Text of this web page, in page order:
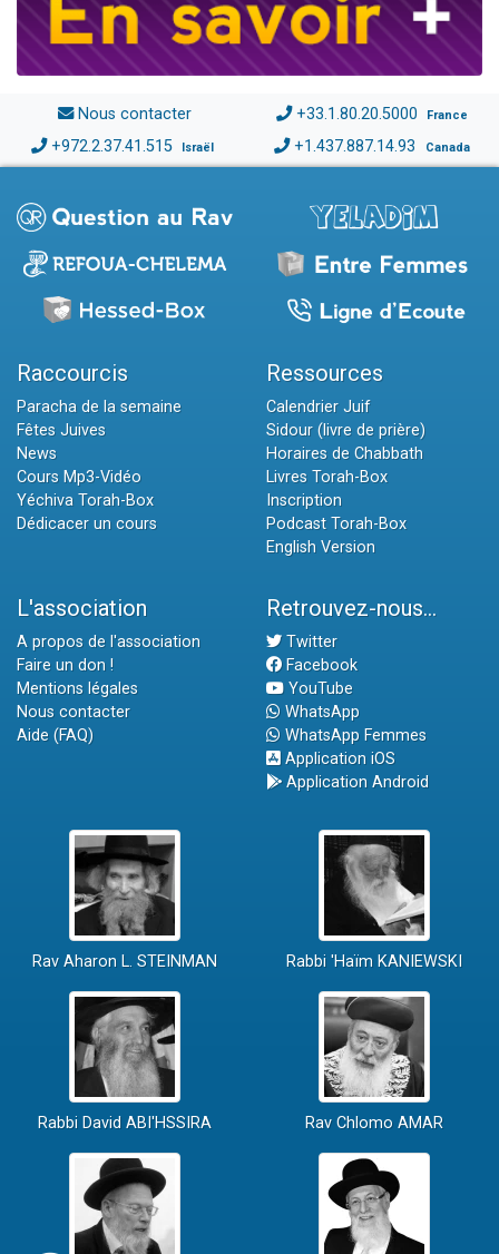
Nous contacter +33.1.80.20.5000 France
+972.2.37.41.515 Israël +1.437.887.14.93 Canada
Raccourcis
Paracha de la semaine
Fêtes Juives
News
Cours Mp3-Vidéo
Yéchiva Torah-Box
Dédicacer un cours
Ressources
Calendrier Juif
Sidour (livre de prière)
Horaires de Chabbath
Livres Torah-Box
Inscription
Podcast Torah-Box
English Version
L'association
A propos de l'association
Faire un don !
Mentions légales
Nous contacter
Aide (FAQ)
Retrouvez-nous...
Twitter
Facebook
YouTube
WhatsApp
WhatsApp Femmes
Application iOS
Application Android
Rav Aharon L. STEINMAN Rabbi 'Haïm KANIEWSKI
Rabbi David ABI'HSSIRA Rav Chlomo AMAR